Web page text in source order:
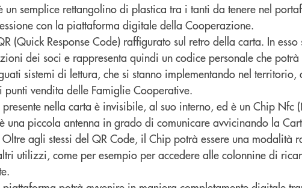
un semplice rettangolino di plastica tra i tanti da tenere nel
con la piattaforma digitale della Cooperazione.
(Quick Response Code) raffigurato sul retro della carta. In esso
dei soci e rappresenta quindi un codice personale che potrà
sistemi di lettura, che si stanno implementando nel territorio,
punti vendita delle Famiglie Cooperative.
presente nella carta è invisibile, al suo interno, ed è un Chip Nfc
una piccola antenna in grado di comunicare avvicinando la
agli stessi del QR Code, il Chip potrà essere una modalità
utilizzi, come per esempio per accedere alle colonnine di